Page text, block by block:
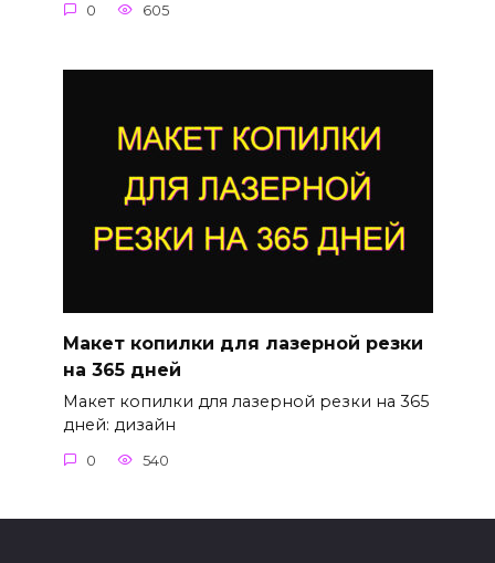
0 605
Макет копилки для лазерной резки
на 365 дней
Макет копилки для лазерной резки на 365
дней: дизайн
0 540